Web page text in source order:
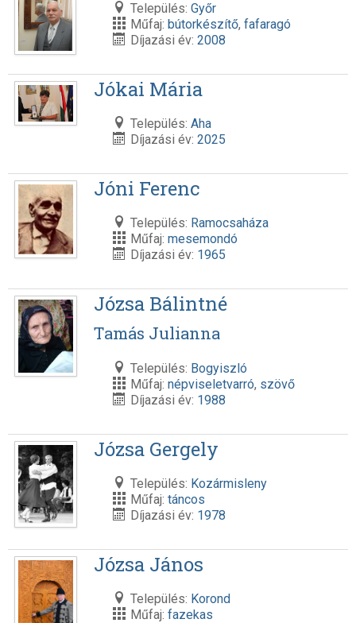
Település: Győr
Műfaj: bútorkészítő, fafaragó
Díjazási év: 2008
Jókai Mária
Település: Aha
Díjazási év: 2025
Jóni Ferenc
Település: Ramocsaháza
Műfaj: mesemondó
Díjazási év: 1965
Józsa Bálintné
Tamás Julianna
Település: Bogyiszló
Műfaj: népviseletvarró, szövő
Díjazási év: 1988
Józsa Gergely
Település: Kozármisleny
Műfaj: táncos
Díjazási év: 1978
Józsa János
Település: Korond
Műfaj: fazekas